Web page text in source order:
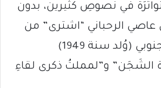
في نصوصِ كثيرين، بدون
عاصي الرحباني “اشترى” من
إِمام مسجدٍ نجَفيٍّ جنوبي (وُلد سنة 1949)
الشَجَن” و”لمملتُ ذكرى لقاءِ